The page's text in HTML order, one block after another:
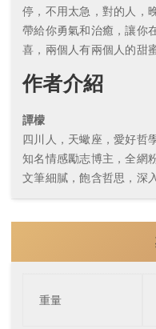
停，不用太急，對的人，
帶給你勇氣和治癒，讓你
喜，兩個人有兩個人的甜
作者介紹
譚檬
四川人，天蠍座，愛好哲
知名情感勵志博主，全網
文筆細膩，飽含哲思，深
重量